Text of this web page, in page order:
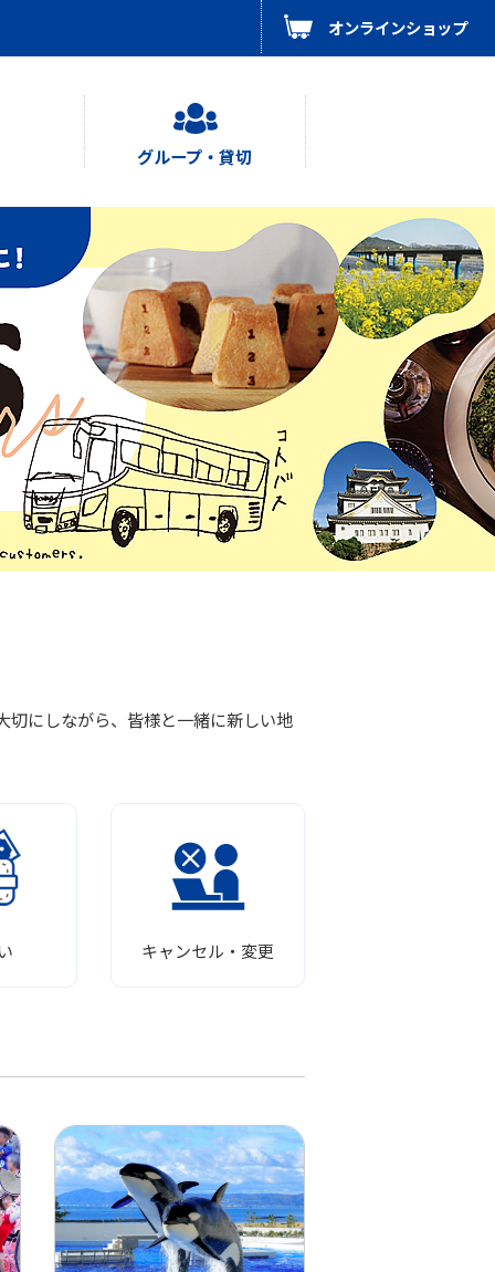
オンラインショップ
グループ・貸切
にしながら、皆様と一緒に新しい地
キャンセル・変更